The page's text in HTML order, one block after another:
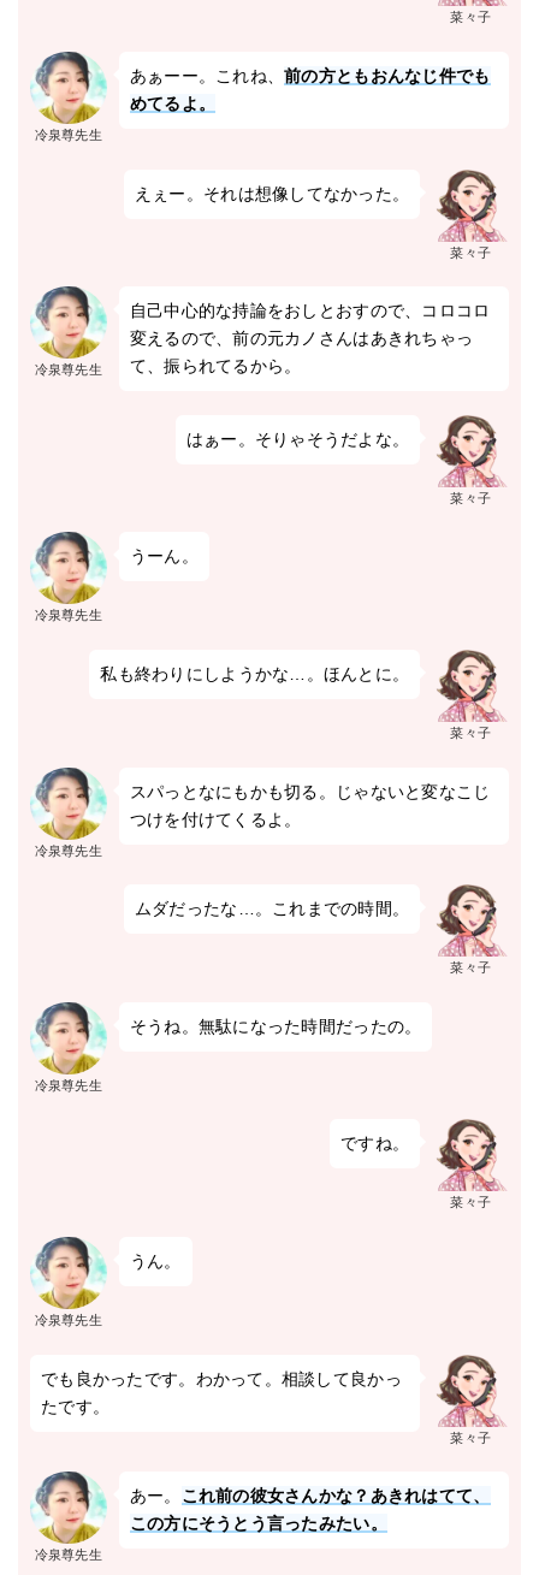
菜々子
冷泉尊先生
あぁーー。これね、前の方ともおんなじ件でも
めてるよ。
菜々子
えぇー。それは想像してなかった。
冷泉尊先生
自己中心的な持論をおしとおすので、コロコロ
変えるので、前の元カノさんはあきれちゃっ
て、振られてるから。
菜々子
はぁー。そりゃそうだよな。
冷泉尊先生
うーん。
菜々子
私も終わりにしようかな…。ほんとに。
冷泉尊先生
スパっとなにもかも切る。じゃないと変なこじ
つけを付けてくるよ。
菜々子
ムダだったな…。これまでの時間。
冷泉尊先生
そうね。無駄になった時間だったの。
菜々子
ですね。
冷泉尊先生
うん。
菜々子
でも良かったです。わかって。相談して良かっ
たです。
冷泉尊先生
あー。 これ前の彼女さんかな？あきれはてて、
この方にそうとう言ったみたい。